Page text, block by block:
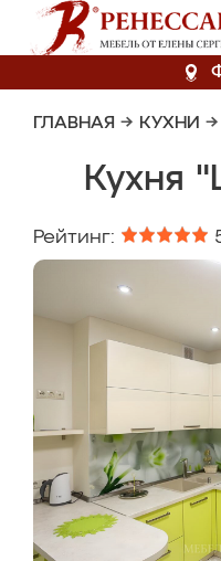
ГЛАВНАЯ → КУХНИ →
Кухня
Рейтинг: